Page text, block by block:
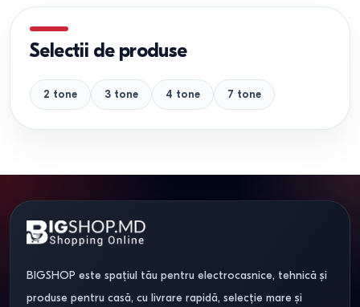
Selectii de produse
2 tone 3 tone 4 tone 7 tone
BIGSHOP este spațiul tău pentru electrocasnice, tehnică și
produse pentru casă, cu livrare rapidă, selecție mare și